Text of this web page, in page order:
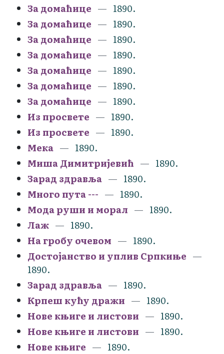
За домаћице
1890.
За домаћице
1890.
За домаћице
1890.
За домаћице
1890.
За домаћице
1890.
За домаћице
1890.
За домаћице
1890.
Из просвете
1890.
Из просвете
1890.
Мека
1890.
Миша Димитријевић
1890.
Зарад здравља
1890.
Много пута ---
1890.
Мода руши и морал
1890.
Лаж
1890.
На гробу очевом
1890.
Достојанство и уплив Српкиње
1890.
Зарад здравља
1890.
Крпеш кућу дражи
1890.
Нове књиге и листови
1890.
Нове књиге и листови
1890.
Нове књиге
1890.